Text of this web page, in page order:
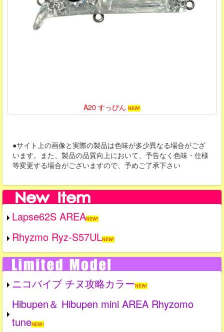
A20 すっぴん NEW!
●サイト上の画像と実際の製品は色味が多少異なる場合がござ
います。また、製品の品質向上において、予告なく色味・仕様
等変更する場合がございますので、予めご了承下さい
Lapse62S AREANEW!
Rhyzmo Ryz-S57ULNEW!
ニコバイブ チヌ攻略カラーNEW!
Hibupen＆ Hibupen mini AREA Rhyzomo
tuneNEW!